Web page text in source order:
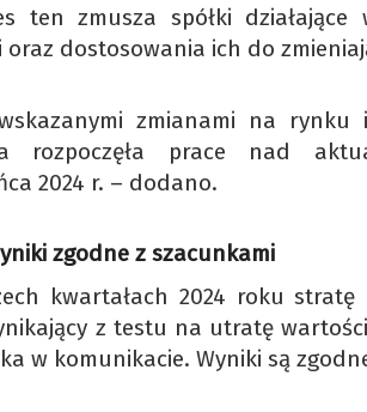
ten zmusza spółki
oraz dostosowania ich do
zmianami na rynku
rozpoczęła prace nad
2024 r. – dodano.
zgodne z szacunkami
kwartałach 2024 roku
z testu na utratę
w komunikacie. Wyniki są